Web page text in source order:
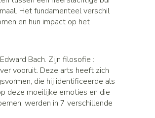
Gezichtsreiniging -
ontschminken
Tonic - lotion
Micellair water
Specifiek voor de ogen
Sondes, baxters en catheters
Sondes
Baxters
Catheters
Pillendozen en accessoires
Afslanken
Homeopathie
Zware benen
Het fundamenteel verschil
en hun impact op het
Bach. Zijn filosofie :
vooruit. Deze arts heeft zich
die hij identificeerde als
deze moeilijke emoties en die
werden in 7 verschillende